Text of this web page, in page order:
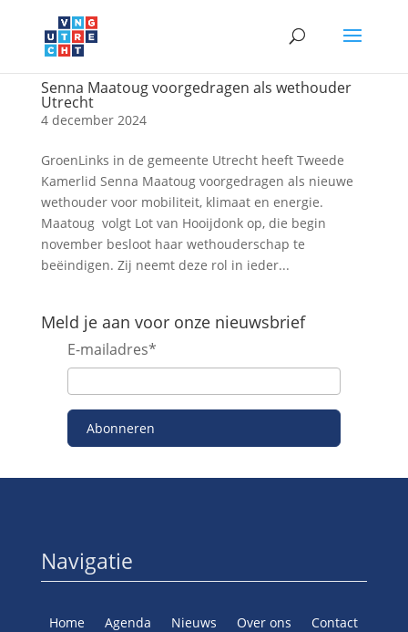
Senna Maatoug voorgedragen als wethouder
Utrecht
4 december 2024
GroenLinks in de gemeente Utrecht heeft Tweede
Kamerlid Senna Maatoug voorgedragen als nieuwe
wethouder voor mobiliteit, klimaat en energie.
Maatoug volgt Lot van Hooijdonk op, die begin
november besloot haar wethouderschap te
beëindigen. Zij neemt deze rol in ieder...
Meld je aan voor onze nieuwsbrief
E-mailadres*
Abonneren
Navigatie
Home Agenda Nieuws Over ons Contact